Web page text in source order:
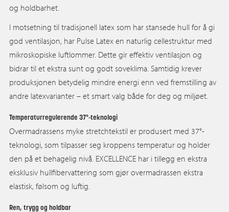
og holdbarhet.
I motsetning til tradisjonell latex som har stansede hull for å gi
god ventilasjon, har Pulse Latex en naturlig cellestruktur med
mikroskopiske luftlommer. Dette gir effektiv ventilasjon og
bidrar til et ekstra sunt og godt soveklima. Samtidig krever
produksjonen betydelig mindre energi enn ved fremstilling av
andre latexvarianter – et smart valg både for deg og miljøet.
Temperaturregulerende 37°-teknologi
Overmadrassens myke stretchtekstil er produsert med 37°-
teknologi, som tilpasser seg kroppens temperatur og holder
den på et behagelig nivå. EXCELLENCE har i tillegg en ekstra
eksklusiv hullfibervattering som gjør overmadrassen ekstra
elastisk, følsom og luftig.
Ren, trygg og holdbar